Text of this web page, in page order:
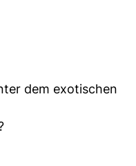
dem exotischen